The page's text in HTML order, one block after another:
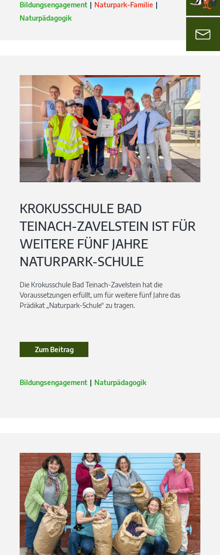
Bildungsengagement
Naturpark-Familie
Naturpädagogik
KROKUSSCHULE BAD
TEINACH-ZAVELSTEIN IST FÜR
WEITERE FÜNF JAHRE
NATURPARK-SCHULE
Die Krokusschule Bad Teinach-Zavelstein hat die
Voraussetzungen erfüllt, um für weitere fünf Jahre das
Prädikat „Naturpark-Schule“ zu tragen.
Zum Beitrag
Bildungsengagement Naturpädagogik